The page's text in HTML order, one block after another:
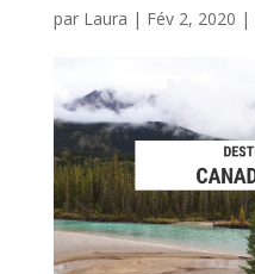
par Laura | Fév 2, 2020 |